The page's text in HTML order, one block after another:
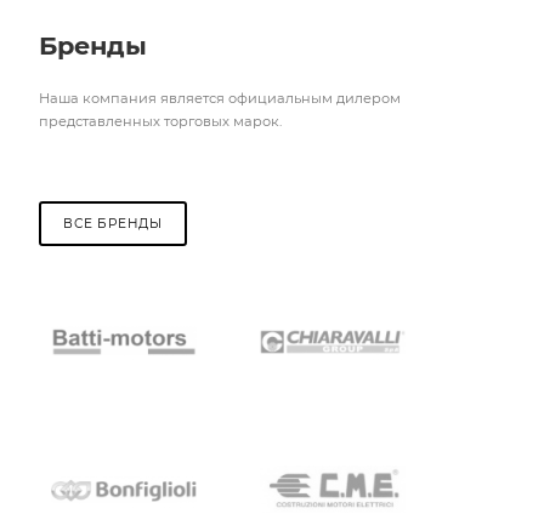
Бренды
Наша компания является официальным дилером
представленных торговых марок.
ВСЕ БРЕНДЫ